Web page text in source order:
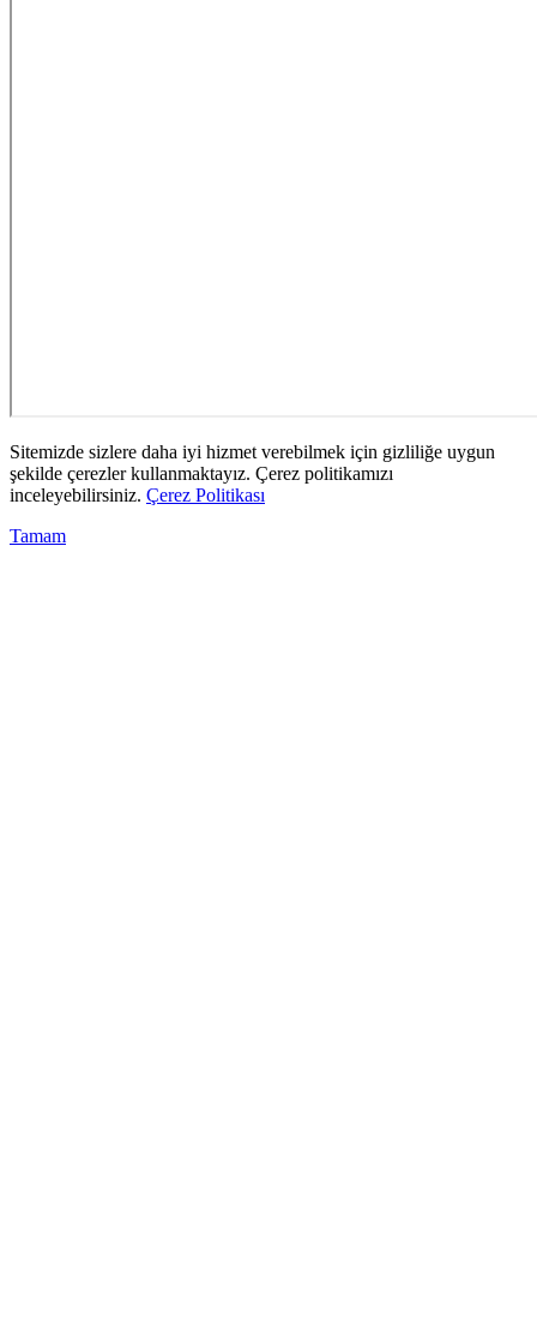
Sitemizde sizlere daha iyi hizmet verebilmek için gizliliğe uygun
şekilde çerezler kullanmaktayız. Çerez politikamızı
inceleyebilirsiniz. Çerez Politikası
Tamam